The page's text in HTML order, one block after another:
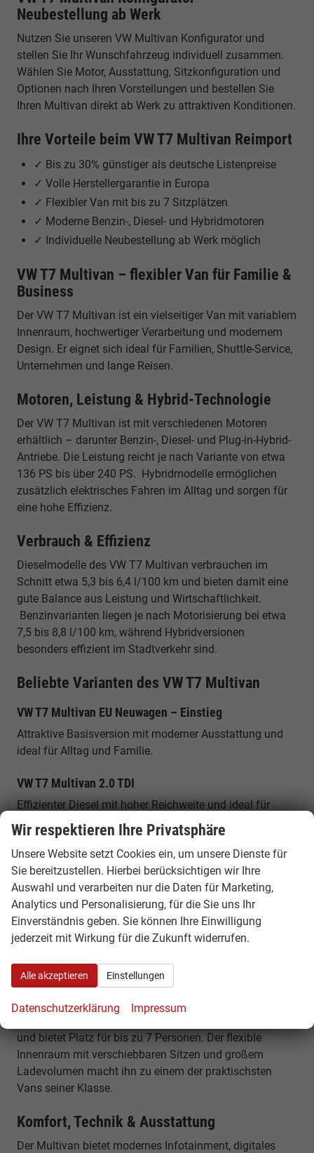
Neubestellung ab Werk
Nutzen Sie unseren VW Multivan Konfigurator und
stellen Sie Ihr Wunschfahrzeug individuell zusammen.
Wählen Sie Motor, Ausstattung, Sitzkonfiguration und
Optionen nach Ihren Vorstellungen und bestellen Sie
Ihren Multivan direkt ab Werk zu attraktiven Konditionen.
Ihre Vorteile beim VW T7 Multivan Reimport
✓ Bis zu 30% günstiger als deutsche Listenpreise
✓ Volle Herstellergarantie in Europa
✓ Flexibler Van mit bis zu 7 Sitzplätzen
✓ Moderne Benzin-, Diesel- und Hybridmotoren
✓ Individuelle Neubestellung ab Werk möglich
VW T7 Multivan – flexibler Van für Familie &
Business
Der VW T7 Multivan ist ein vielseitiger Van mit variablem
Innenraum, hochwertiger Verarbeitung und modernem
Design. Er eignet sich ideal für Familien, Shuttle-Service,
Unternehmen und lange Reisen.
Motoren, Leistung & Hybrid-Technologie
Der VW T7 Multivan ist mit verschiedenen Motoren
erhältlich – darunter Benzin-, Diesel- und Plug-in-Hybrid-
Antriebe. Die Leistung reicht je nach Variante von etwa
136 PS bis über 240 PS. Hybridmodelle ermöglichen
zusätzlich elektrisches Fahren im Alltag und sorgen für
eine hohe Effizienz.
Verbrauch & Effizienz
Dieselmodelle des VW T7 Multivan verbrauchen im
Schnitt etwa 5,3 bis 6,4 l/100 km und bieten damit eine
gute Balance aus Leistung und Wirtschaftlichkeit.
Benzinvarianten liegen je nach Motorisierung bei etwa
7,5 bis 8,8 l/100 km, während Hybridversionen
besonders effizient im Stadtverkehr sind.
Beliebte Varianten des VW T7 Multivan
VW T7 Multivan EU Neuwagen – Einstieg
Attraktive Basisversion mit moderner Ausstattung und
ideal für Alltag und Familie.
VW T7 Multivan 2.0 TDI
Effizienter Diesel mit hoher Reichweite und ideal für
Vielfahrer.
VW T7 Multivan 2.0 TSI
Leistungsstarker Benzinmotor mit sportlichem
Fahrverhalten.
VW T7 Multivan eHybrid
Plug-in-Hybrid mit elektrischem Fahranteil und hoher
Effizienz im Alltag.
und bietet Platz für bis zu 7 Personen. Der flexible
Innenraum mit verschiebbaren Sitzen und großem
Ladevolumen macht ihn zu einem der praktischsten
Vans seiner Klasse.
Komfort, Technik & Ausstattung
Der Multivan bietet modernes Infotainment, digitales
Wir respektieren Ihre Privatsphäre
Unsere Website setzt Cookies ein, um unsere Dienste für
Sie bereitzustellen. Hierbei berücksichtigen wir Ihre
Auswahl und verarbeiten nur die Daten für Marketing,
Analytics und Personalisierung, für die Sie uns Ihr
Einverständnis geben. Sie können Ihre Einwilligung
jederzeit mit Wirkung für die Zukunft widerrufen.
Alle akzeptieren Einstellungen
Datenschutzerklärung Impressum